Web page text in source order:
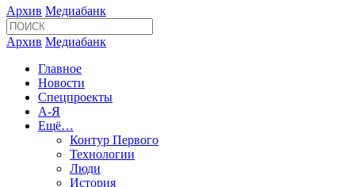
Архив Медиабанк
Архив Медиабанк
Главное
Новости
Спецпроекты
А-Я
Ещё…
Контур Первого
Технологии
Люди
История